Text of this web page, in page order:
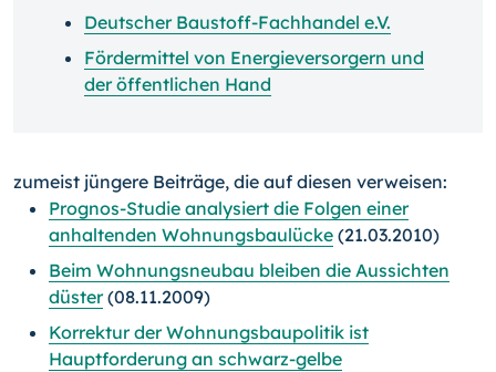
Deutscher Baustoff-Fachhandel e.V.
Fördermittel von Energieversorgern und
der öffentlichen Hand
zumeist jüngere Beiträge, die auf diesen verweisen:
Prognos-Studie analysiert die Folgen einer
anhaltenden Wohnungsbaulücke (21.03.2010)
Beim Wohnungsneubau bleiben die Aussichten
düster(08.11.2009)
Korrektur der Wohnungsbaupolitik ist
Hauptforderung an schwarz-gelbe